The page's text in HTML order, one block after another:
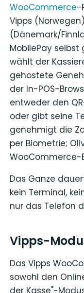
WooCommerce-
Vipps
(Dänemark/
MobilePay
wählt der
gehostete
der In-POS-
entweder den
oder gibt seine
genehmigt die
per Biometrie;
WooCommerce-
Das Ganze
kein Terminal,
nur das Telefon
Vipps-
Das Vipps
sowohl den
der Kasse"-